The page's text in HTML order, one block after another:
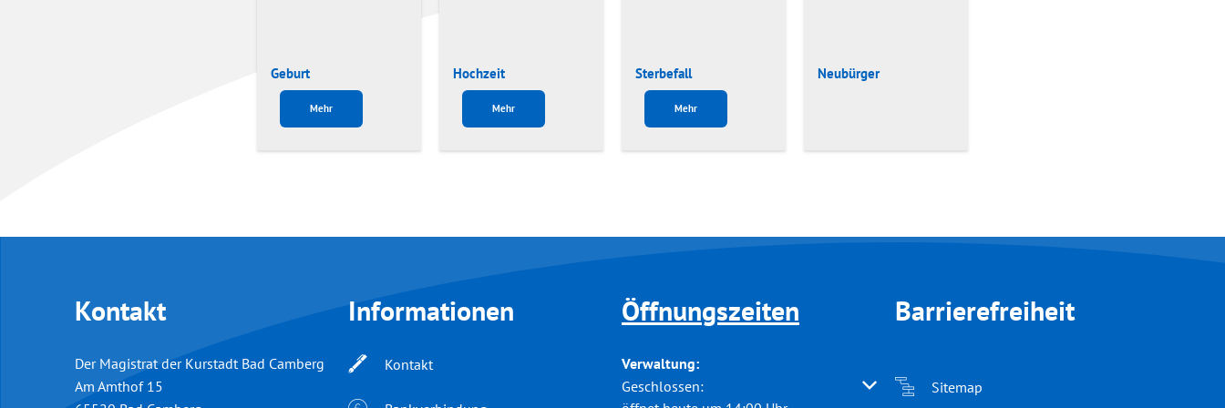
Geburt
Mehr
Hochzeit
Mehr
Sterbefall
Mehr
Neubürger
Kontakt
Der Magistrat der Kurstadt Bad Camberg
Am Amthof 15
Informationen
Kontakt
Öffnungszeiten
Verwaltung:
Klicken, um weitere Öffnungs- oder Schließzeiten auszublenden
Geschlossen:
Barrierefreiheit
Sitemap